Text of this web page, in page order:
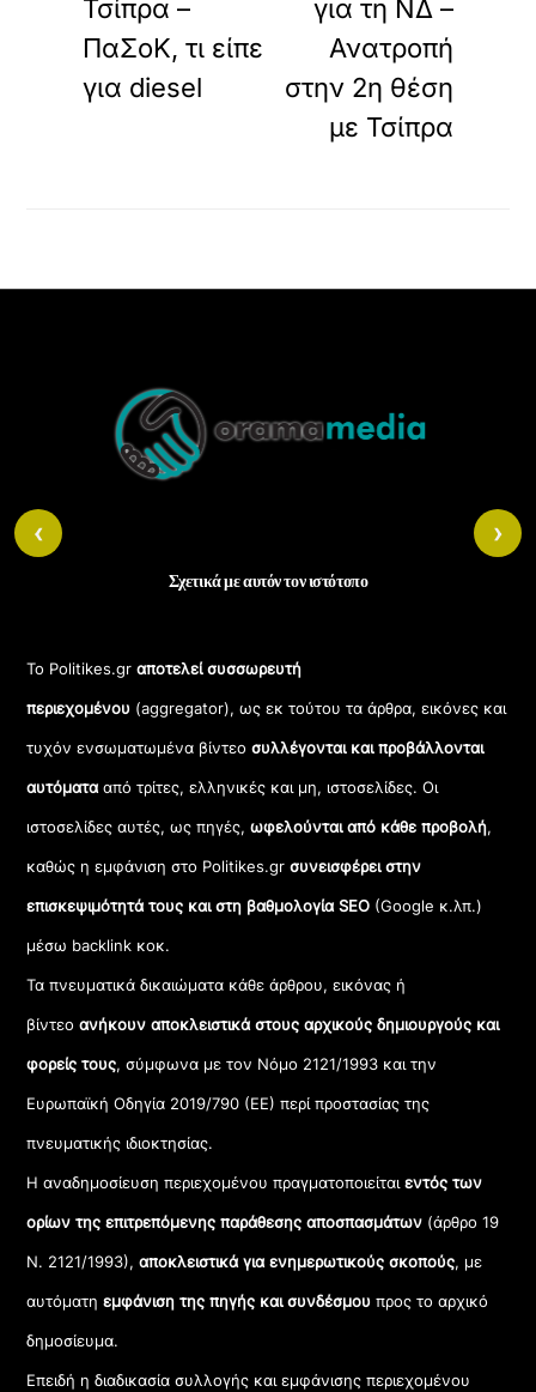
Τσίπρα –
ΠαΣοΚ, τι είπε
για diesel
για τη ΝΔ –
Ανατροπή
στην 2η θέση
με Τσίπρα
Top
Σχετικά με αυτόν τον ιστότοπο
Το Politikes.grαποτελεί συσσωρευτή
περιεχομένου (aggregator), ως εκ τούτου τα άρθρα, εικόνες και
τυχόν ενσωματωμένα βίντεοσυλλέγονται και προβάλλονται
αυτόματααπό τρίτες, ελληνικές και μη, ιστοσελίδες. Οι
ιστοσελίδες αυτές, ως πηγές,ωφελούνται από κάθε προβολή,
καθώς η εμφάνιση στο Politikes.gr συνεισφέρει στην
επισκεψιμότητά τους και στη βαθμολογία SEO (Google κ.λπ.)
μέσω backlink κοκ.
Τα πνευματικά δικαιώματα κάθε άρθρου, εικόνας ή
βίντεοανήκουν αποκλειστικά στους αρχικούς δημιουργούς και
φορείς τους, σύμφωνα με τον Νόμο 2121/1993 και την
Ευρωπαϊκή Οδηγία 2019/790 (ΕΕ) περί προστασίας της
πνευματικής ιδιοκτησίας.
Η αναδημοσίευση περιεχομένου πραγματοποιείταιεντός των
ορίων της επιτρεπόμενης παράθεσης αποσπασμάτων (άρθρο 19
Ν. 2121/1993), αποκλειστικά για ενημερωτικούς σκοπούς, με
αυτόματηεμφάνιση της πηγής και συνδέσμου προς το αρχικό
δημοσίευμα.
Επειδή η διαδικασία συλλογής και εμφάνισης περιεχομένου
‹ ›